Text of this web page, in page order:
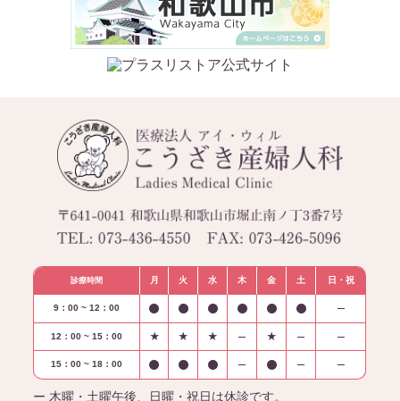
診療時間 月 火 水 木 金 土 日・祝
9：00 ~ 12：00
12：00 ~ 15：00 ★ ★ ★ ★
15：00 ~ 18：00
ー 木曜・土曜午後、日曜・祝日は休診です。